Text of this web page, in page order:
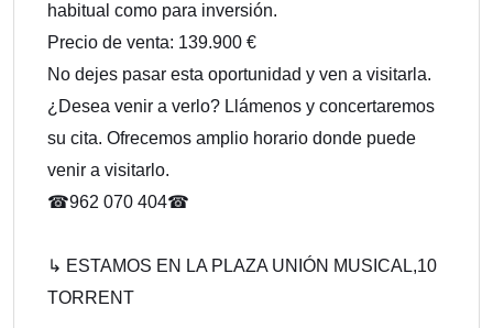
habitual como para inversión.
Precio de venta: 139.900 €
No dejes pasar esta oportunidad y ven a visitarla.
¿Desea venir a verlo? Llámenos y concertaremos
su cita. Ofrecemos amplio horario donde puede
venir a visitarlo.
☎962 070 404☎
↳ ESTAMOS EN LA PLAZA UNIÓN MUSICAL,10
TORRENT